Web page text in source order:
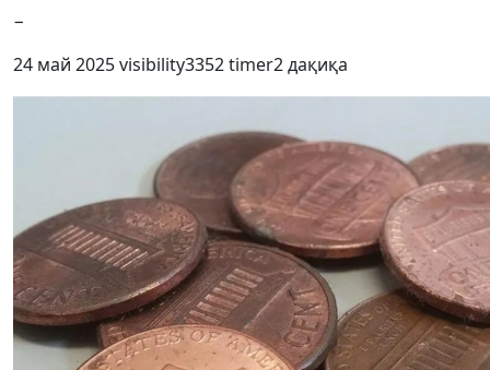
−
24 май 2025visibility3352timer2 дақиқа